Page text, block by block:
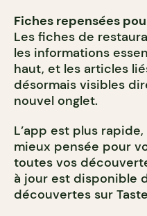
Fiches repensées
Les fiches de
les informations
haut, et les articles
désormais visibles
nouvel onglet.
L’app est plus
mieux pensée pour
toutes vos
à jour est disponible
découvertes sur